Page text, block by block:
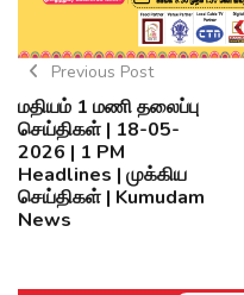
Previous Post
மதியம் 1 மணி தலைப்பு
செய்திகள் | 18-05-
2026 | 1 PM
Headlines | முக்கிய
செய்திகள் | Kumudam
News